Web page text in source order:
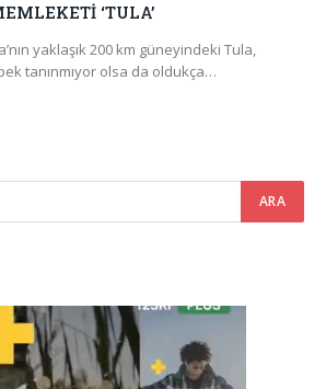
‘TULA’
yaklaşık 200 km güneyindeki Tula,
tanınmıyor olsa da oldukça…